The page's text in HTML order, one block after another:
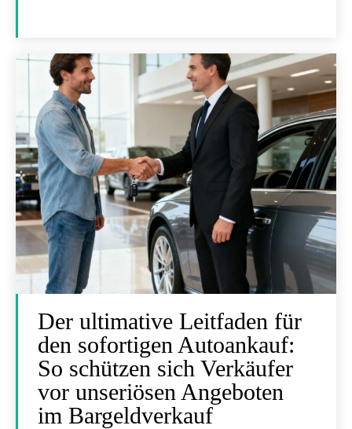
Der ultimative Leitfaden für
den sofortigen Autoankauf:
So schützen sich Verkäufer
vor unseriösen Angeboten
im Bargeldverkauf